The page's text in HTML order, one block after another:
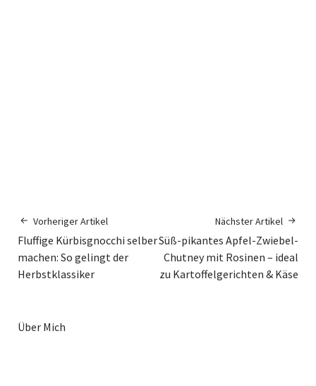
Vorheriger Artikel
Fluffige Kürbisgnocchi selber
machen: So gelingt der
Herbstklassiker
Nächster Artikel
Süß-pikantes Apfel-Zwiebel-
Chutney mit Rosinen – ideal
zu Kartoffelgerichten & Käse
Über Mich